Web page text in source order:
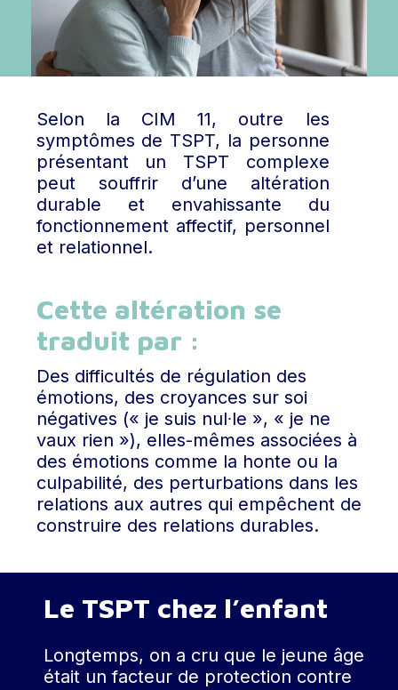
Selon la CIM 11, outre les
symptômes de TSPT, la personne
présentant un TSPT complexe
peut souffrir d’une altération
durable et envahissante du
fonctionnement affectif, personnel
et relationnel.
Cette altération se
traduit par :
Des difficultés de régulation des
émotions, des croyances sur soi
négatives (« je suis nul∙le », « je ne
vaux rien »), elles-mêmes associées à
des émotions comme la honte ou la
culpabilité, des perturbations dans les
relations aux autres qui empêchent de
construire des relations durables.
Le TSPT chez l’enfant
Longtemps, on a cru que le jeune âge
était un facteur de protection contre